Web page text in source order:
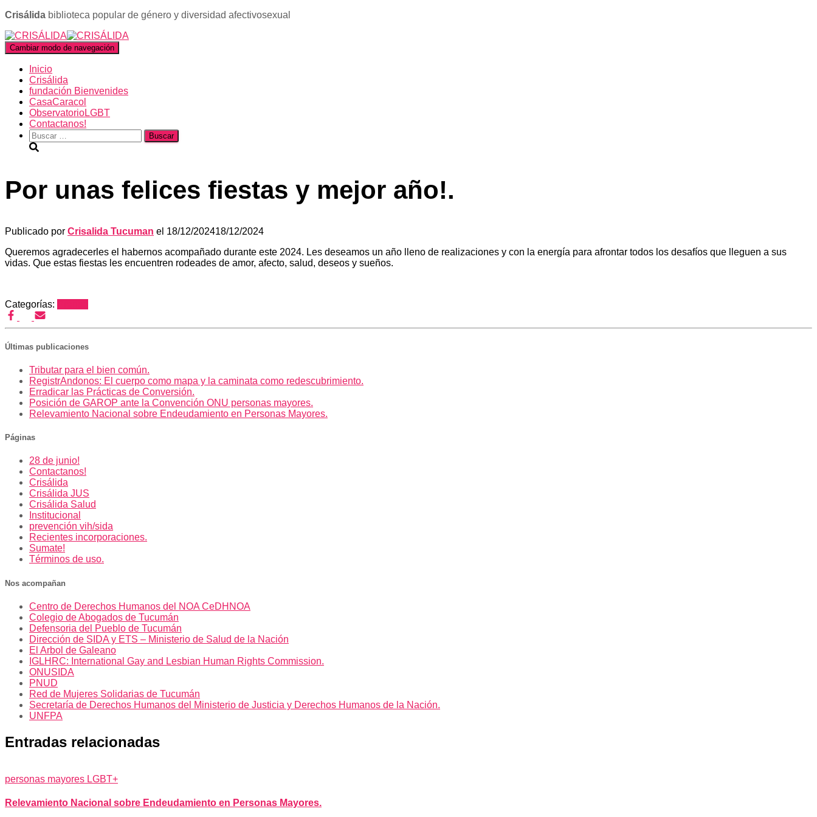
Crisálida biblioteca popular de género y diversidad afectivosexual
Cambiar modo de navegación
Inicio
Crisálida
fundación Bienvenides
CasaCaracol
ObservatorioLGBT
Contactanos!
Buscar:
Por unas felices fiestas y mejor año!.
Publicado por Crisalida Tucuman el 18/12/202418/12/2024
Queremos agradecerles el habernos acompañado durante este 2024. Les deseamos un año lleno de realizaciones y con la energía para afrontar todos los desafíos que lleguen a sus
vidas. Que estas fiestas les encuentren rodeades de amor, afecto, salud, deseos y sueños.
Categorías:
Últimas publicaciones
Tributar para el bien común.
RegistrAndonos: El cuerpo como mapa y la caminata como redescubrimiento.
Erradicar las Prácticas de Conversión.
Posición de GAROP ante la Convención ONU personas mayores.
Relevamiento Nacional sobre Endeudamiento en Personas Mayores.
Páginas
28 de junio!
Contactanos!
Crisálida
Crisálida JUS
Crisálida Salud
Institucional
prevención vih/sida
Recientes incorporaciones.
Sumate!
Términos de uso.
Nos acompañan
Centro de Derechos Humanos del NOA CeDHNOA
Colegio de Abogados de Tucumán
Defensoria del Pueblo de Tucumán
Dirección de SIDA y ETS – Ministerio de Salud de la Nación
El Arbol de Galeano
IGLHRC: International Gay and Lesbian Human Rights Commission.
ONUSIDA
PNUD
Red de Mujeres Solidarias de Tucumán
Secretaría de Derechos Humanos del Ministerio de Justicia y Derechos Humanos de la Nación.
UNFPA
Entradas relacionadas
personas mayores LGBT+
Relevamiento Nacional sobre Endeudamiento en Personas Mayores.